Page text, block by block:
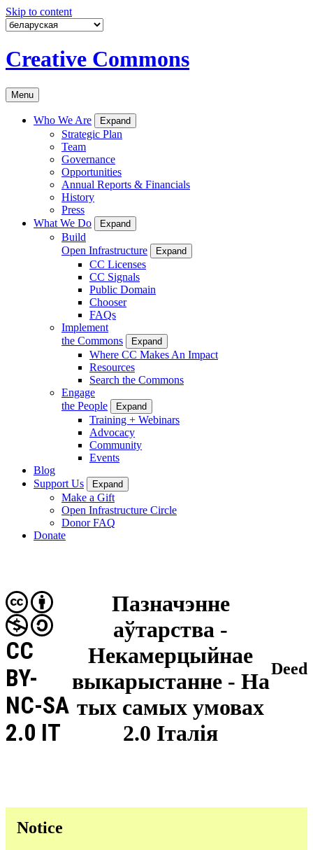
Skip to content
Creative Commons
Menu
Who We Are Expand
Strategic Plan
Team
Governance
Opportunities
Annual Reports & Financials
History
Press
What We Do
Expand
Build
Open Infrastructure
Expand
CC Licenses
CC Signals
Public Domain
Chooser
FAQs
Implement
the Commons
Expand
Where CC Makes An Impact
Resources
Search the Commons
Engage
the People
Expand
Training + Webinars
Advocacy
Community
Events
Blog
Support Us
Expand
Make a Gift
Open Infrastructure Circle
Donor FAQ
Donate
Пазначэнне
аўтарства -
Некамерцыйнае
выкарыстанне - На
тых самых умовах
2.0 Італія
CC
BY-
NC-SA
2.0 IT
Deed
Notice